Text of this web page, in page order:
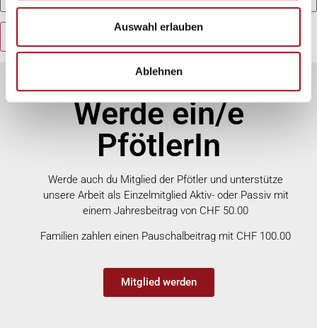
Auswahl erlauben
Ablehnen
Werde ein/e
PfötlerIn
Werde auch du Mitglied der Pfötler und unterstütze
unsere Arbeit als Einzelmitglied Aktiv- oder Passiv mit
einem Jahresbeitrag von CHF 50.00
Familien zahlen einen Pauschalbeitrag mit CHF 100.00
Mitglied werden